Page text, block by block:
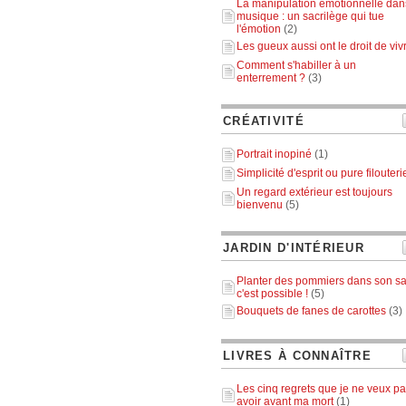
La manipulation émotionnelle
musique : un sacrilège qui tue
l'émotion (2)
Les gueux aussi ont le droit de
Comment s'habiller à un
enterrement ? (3)
CRÉATIVITÉ
Portrait inopiné (1)
Simplicité d'esprit ou pure
Un regard extérieur est toujours
bienvenu (5)
JARDIN D'INTÉRIEUR
Planter des pommiers dans son
c'est possible ! (5)
Bouquets de fanes de carottes (3)
LIVRES À CONNAÎTRE
Les cinq regrets que je ne veux
avoir avant ma mort(1)